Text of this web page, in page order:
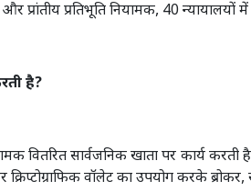
प्रांतीय प्रतिभूति नियामक, 40
है?
वितरित सार्वजनिक खाता पर कार्य करती
वॉलेट का उपयोग करके